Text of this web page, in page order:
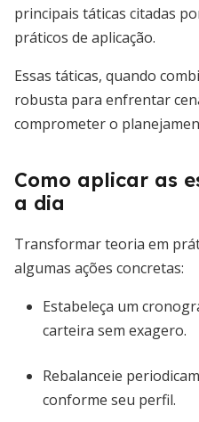
principais táticas citadas
práticos de aplicação.
Essas táticas, quando
robusta para enfrentar
comprometer o
Como aplicar as
a dia
Transformar teoria em
algumas ações concretas:
Estabeleça um
carteira sem exagero.
Rebalanceie
conforme seu perfil.